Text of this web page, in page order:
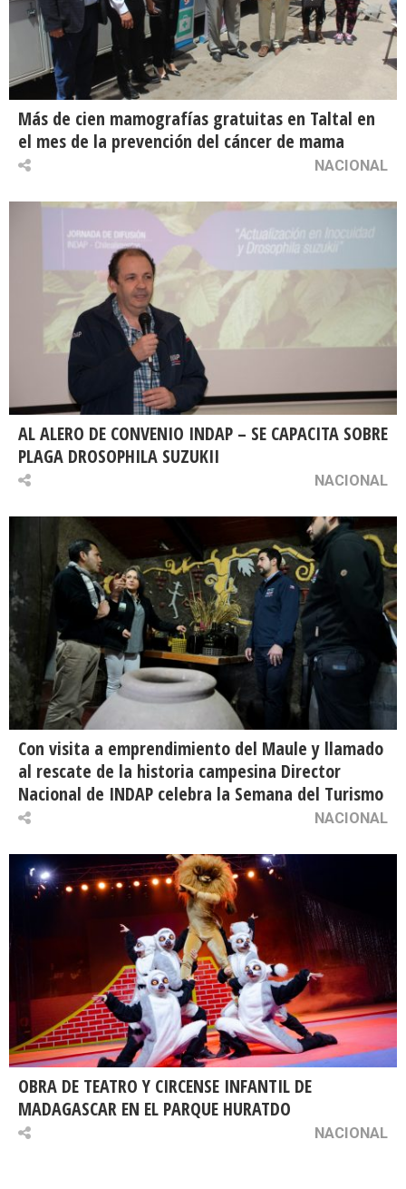
Más de cien mamografías gratuitas en Taltal en
el mes de la prevención del cáncer de mama
NACIONAL
AL ALERO DE CONVENIO INDAP – SE CAPACITA SOBRE
PLAGA DROSOPHILA SUZUKII
NACIONAL
Con visita a emprendimiento del Maule y llamado
al rescate de la historia campesina Director
Nacional de INDAP celebra la Semana del Turismo
NACIONAL
OBRA DE TEATRO Y CIRCENSE INFANTIL DE
MADAGASCAR EN EL PARQUE HURATDO
NACIONAL